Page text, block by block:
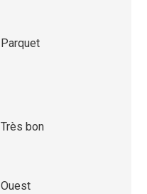
Parquet
Très bon
Ouest